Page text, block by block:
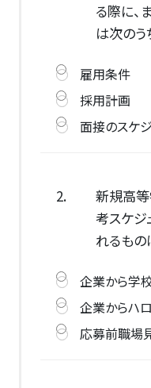
る際に、
は次のう
雇用条件
採用計画
面接のスケ
2.
新規高
考スケジ
れるもの
企業から学
企業からハ
応募前職場